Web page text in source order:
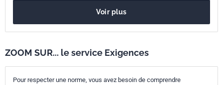
Codes ICS
43.140Motocycles et cyclomoteurs
Indice de
R22-601
Voir plus
ZOOM SUR... le service Exigences
Pour respecter une norme, vous avez besoin de comprendre